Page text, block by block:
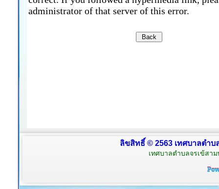
ลิขสิทธิ์ © 2563 เทศบาลตำ
เทศบาลตำบลจรเข้สา